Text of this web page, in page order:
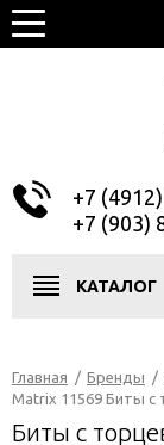
+7
+7 (903)
КАТАЛОГ
Главная / Бренды /
Matrix 11569 Биты с
Биты с